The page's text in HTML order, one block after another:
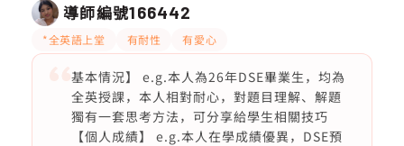
導師編號166442
*全英語上堂 有耐性 有愛心
基本情況】 e.g.本人為26年DSE畢業生，均為
全英授課，本人相對耐心，對題目理解、解題
獨有一套思考方法，可分享給學生相關技巧
【個人成績】 e.g.本人在學成績優異，DSE預